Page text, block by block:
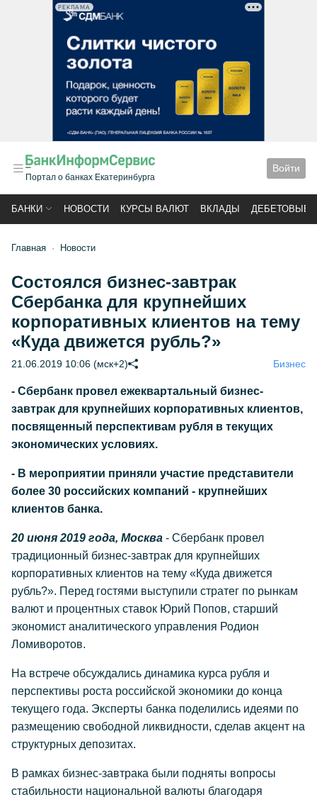
РЕКЛАМА
Портал о банках Екатеринбурга
Войти
БАНКИ НОВОСТИ КУРСЫ ВАЛЮТ ВКЛАДЫ ДЕБЕТОВЫЕ
Главная Новости
Состоялся бизнес-завтрак
Сбербанка для крупнейших
корпоративных клиентов на тему
«Куда движется рубль?»
21.06.2019 10:06 (мск+2) Бизнес
- Сбербанк провел ежеквартальный бизнес-
завтрак для крупнейших корпоративных клиентов,
посвященный перспективам рубля в текущих
экономических условиях.
- В мероприятии приняли участие представители
более 30 российских компаний - крупнейших
клиентов банка.
20 июня 2019 года, Москва - Сбербанк провел
традиционный бизнес-завтрак для крупнейших
корпоративных клиентов на тему «Куда движется
рубль?». Перед гостями выступили стратег по рынкам
валют и процентных ставок Юрий Попов, старший
экономист аналитического управления Родион
Ломиворотов.
На встрече обсуждались динамика курса рубля и
перспективы роста российской экономики до конца
текущего года. Эксперты банка поделились идеями по
размещению свободной ликвидности, сделав акцент на
структурных депозитах.
В рамках бизнес-завтрака были подняты вопросы
стабильности национальной валюты благодаря